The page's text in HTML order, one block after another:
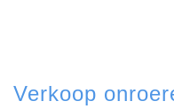
Verkoop